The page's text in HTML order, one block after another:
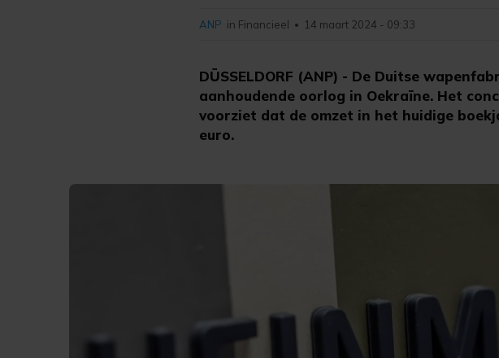
DÜSSELDORF (ANP) - De Duitse
aanhoudende oorlog in Oekraïne. Het
voorziet dat de omzet in het huidige
euro.
ANP in Financieel • 14 maart 2024 - 09:33